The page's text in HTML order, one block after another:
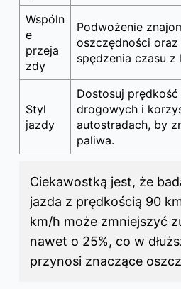
Wspóln
e
przeja
zdy
Podwożenie
oszczędności
spędzenia czasu z
Styl
jazdy
Dostosuj
drogowych i
autostradach, by
paliwa.
Ciekawostką jest, że
jazda z prędkością 90
km/h może zmniejszyć
nawet o 25%, co w
przynosi znaczące